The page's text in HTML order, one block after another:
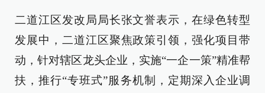
二道江区发改局局长张文誉表示，在绿色转型
发展中，二道江区聚焦政策引领，强化项目带
动，针对辖区龙头企业，实施“一企一策”精准帮
扶，推行“专班式”服务机制，定期深入企业调